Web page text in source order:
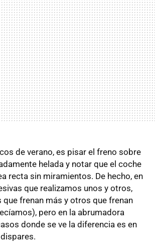
de verano, es pisar el freno sobre
helada y notar que el coche
recta sin miramientos. De hecho, en
que realizamos unos y otros,
que frenan más y otros que frenan
pero en la abrumadora
donde se ve la diferencia es en